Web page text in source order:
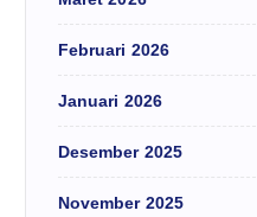
Februari 2026
Januari 2026
Desember 2025
November 2025